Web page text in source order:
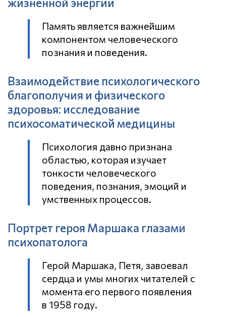
Память является важнейшим
компонентом человеческого
познания и поведения.
Взаимодействие психологического
благополучия и физического
здоровья: исследование
психосоматической медицины
Психология давно признана
областью, которая изучает
тонкости человеческого
поведения, познания, эмоций и
умственных процессов.
Портрет героя Маршака глазами
психопатолога
Герой Маршака, Петя, завоевал
сердца и умы многих читателей с
момента его первого появления
в 1958 году.